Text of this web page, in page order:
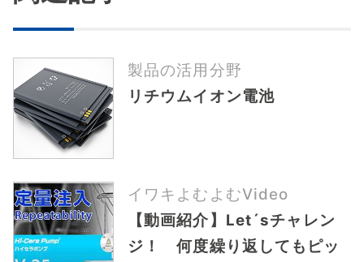
製品の活用分野
リチウムイオン電池
イワキよむよむVideo
【動画紹介】Let´sチャレン
ジ！ 何度繰り返してもピッ